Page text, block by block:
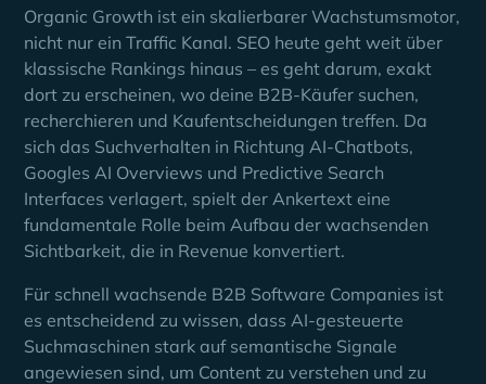
Organic Growth ist ein skalierbarer Wachstumsmotor,
nicht nur ein Traffic Kanal. SEO heute geht weit über
klassische Rankings hinaus – es geht darum, exakt
dort zu erscheinen, wo deine B2B-Käufer suchen,
recherchieren und Kaufentscheidungen treffen. Da
sich das Suchverhalten in Richtung AI-Chatbots,
Googles AI Overviews und Predictive Search
Interfaces verlagert, spielt der Ankertext eine
fundamentale Rolle beim Aufbau der wachsenden
Sichtbarkeit, die in Revenue konvertiert.
Für schnell wachsende B2B Software Companies ist
es entscheidend zu wissen, dass AI-gesteuerte
Suchmaschinen stark auf semantische Signale
angewiesen sind, um Content zu verstehen und zu